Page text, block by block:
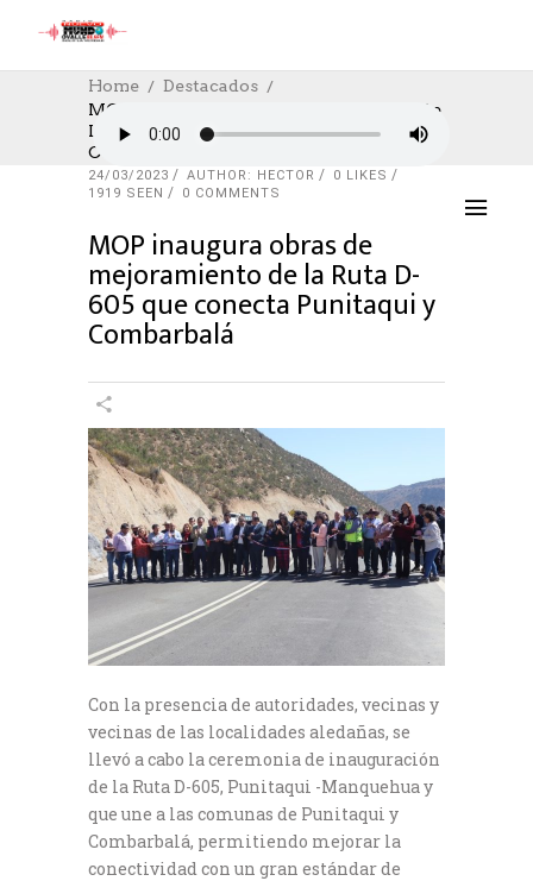
Home
Destacados
MOP Inaugura Obras De Mejoramiento De
La Ruta D-605 Que Conecta Punitaqui Y
Combarbalá
DESTACADOS FACEBOOK LIVE,NOTICIAS
SOCIAL
24/03/2023
AUTHOR: HECTOR 0 LIKES
1919 SEEN
0 COMMENTS
MOP inaugura obras de
mejoramiento de la Ruta D-
605 que conecta Punitaqui y
Combarbalá
Con la presencia de autoridades, vecinas y
vecinas de las localidades aledañas, se
llevó a cabo la ceremonia de inauguración
de la Ruta D-605, Punitaqui -Manquehua y
que une a las comunas de Punitaqui y
Combarbalá, permitiendo mejorar la
conectividad con un gran estándar de